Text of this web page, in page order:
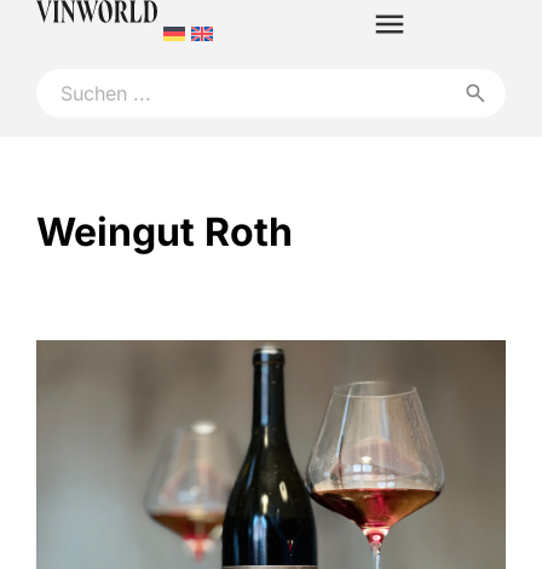
Weingut Roth